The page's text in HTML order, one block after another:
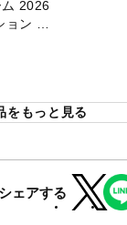
2026
ョン パ
をもっと見る
ェアする